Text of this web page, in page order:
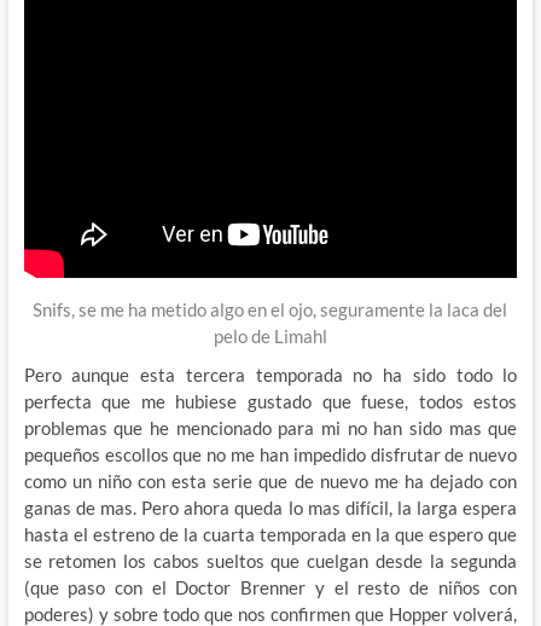
Snifs, se me ha metido algo en el ojo, seguramente la laca del
pelo de Limahl
Pero aunque esta tercera temporada no ha sido todo lo
perfecta que me hubiese gustado que fuese, todos estos
problemas que he mencionado para mi no han sido mas que
pequeños escollos que no me han impedido disfrutar de nuevo
como un niño con esta serie que de nuevo me ha dejado con
ganas de mas. Pero ahora queda lo mas difícil, la larga espera
hasta el estreno de la cuarta temporada en la que espero que
se retomen los cabos sueltos que cuelgan desde la segunda
(que paso con el Doctor Brenner y el resto de niños con
poderes) y sobre todo que nos confirmen que Hopper volverá,